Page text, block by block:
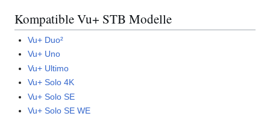
Kompatible Vu+ STB Modelle
Vu+ Duo²
Vu+ Uno
Vu+ Ultimo
Vu+ Solo 4K
Vu+ Solo SE
Vu+ Solo SE WE